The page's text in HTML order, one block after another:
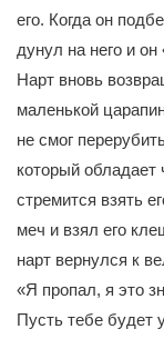
его. Когда он
дунул на него и он
Нарт вновь
маленькой
не смог
который обладает
стремится взять
меч и взял его
нарт вернулся к
«Я пропал, я это
Пусть тебе будет